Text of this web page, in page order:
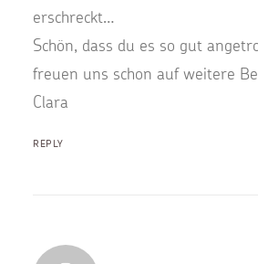
erschreckt…
Schön, dass du es so gut
freuen uns schon auf weitere
Clara
REPLY